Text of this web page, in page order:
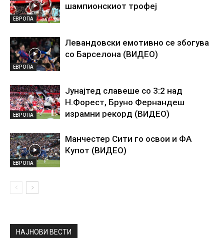
ЕВРОПА
шампионскиот трофеј
ЕВРОПА
Левандовски емотивно се збогува
со Барселона (ВИДЕО)
ЕВРОПА
Јунајтед славеше со 3:2 над
Н.Форест, Бруно Фернандеш
израмни рекорд (ВИДЕО)
ЕВРОПА
Манчестер Сити го освои и ФА
Купот (ВИДЕО)
НАЈНОВИ ВЕСТИ